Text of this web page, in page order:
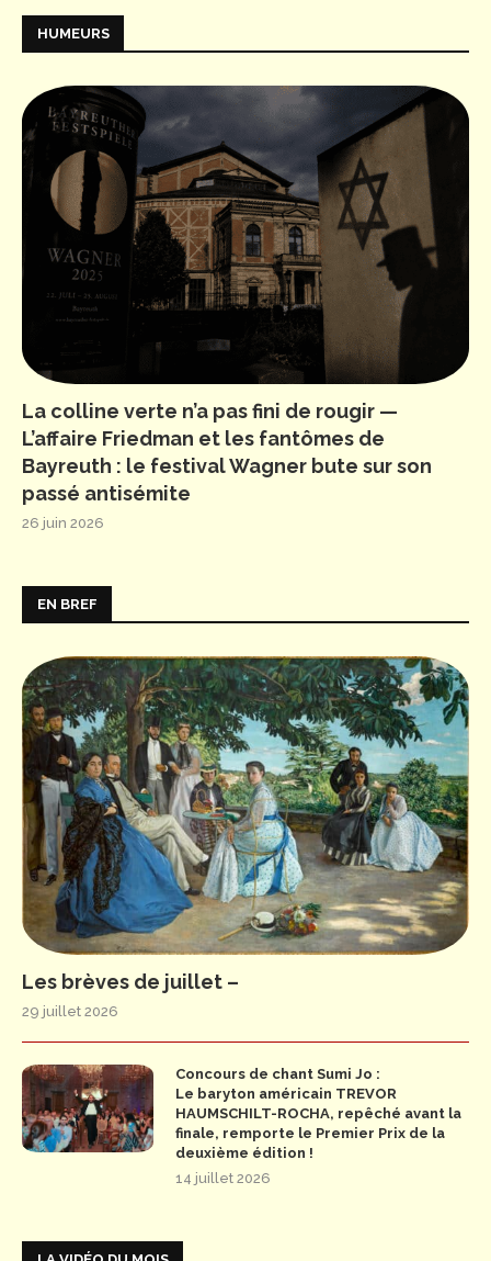
HUMEURS
La colline verte n’a pas fini de rougir —
L’affaire Friedman et les fantômes de
Bayreuth : le festival Wagner bute sur son
passé antisémite
26 juin 2026
EN BREF
Les brèves de juillet –
29 juillet 2026
Concours de chant Sumi Jo :
Le baryton américain TREVOR
HAUMSCHILT-ROCHA, repêché avant la
finale, remporte le Premier Prix de la
deuxième édition !
14 juillet 2026